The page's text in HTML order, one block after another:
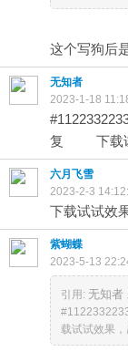
这个写狗后
无知者
2023-1-18
复 下载试
六月飞雪
2023-2-3
下载试试效
紫蝴蝶
2023-5-13
引用: 无知者
载试试效果